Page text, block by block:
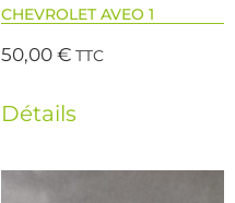
CHEVROLET AVEO 1
50,00€ TTC
Détails